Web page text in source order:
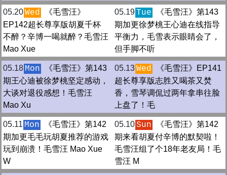
05.20Wed
《毛雪汪》
EP142超长尊享版胡夏千杯
不醉？辛博一喝就醉？毛雪汪
Mao Xue
05.19Tue
《毛雪汪》第143
期加更徐梦桃王心迪在线指导
平衡力，毛雪表示眼睛会了，
但手脚不听
05.18 Mon
《毛雪汪》第143
期王心迪被徐梦桃坚定感动，
大谈对退役感想！毛雪汪
Mao Xu
05.13Wed
《毛雪汪》EP141
超长尊享版志胜又喝茶又焚
香，雪琴调侃过两年拿串往脸
上盘了！毛
05.11 Mon
《毛雪汪》第142
期加更毛毛玩胡夏推荐的游戏
玩到崩溃！毛雪汪 Mao Xue
W
05.10Sun
《毛雪汪》第142
期来看胡夏付辛博的默契啦！
毛雪汪组了个18年老友局！毛
雪汪 M